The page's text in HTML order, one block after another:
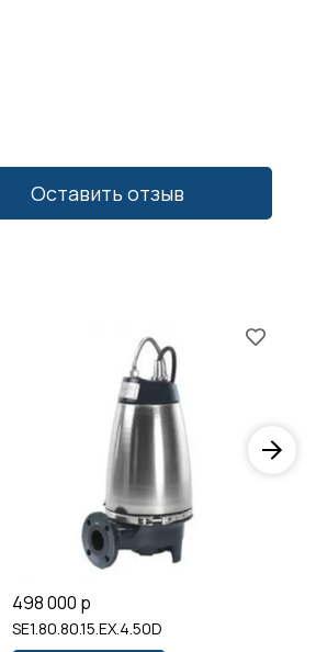
Оставить отзыв
498 000 р
SE1.80.80.15.EX.4.50D